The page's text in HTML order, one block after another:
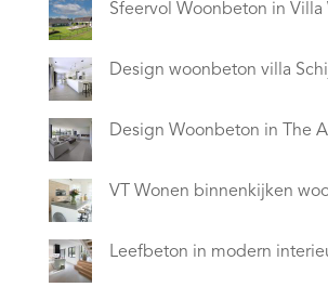
Sfeervol Woonbeton in Villa
Design woonbeton villa
Design Woonbeton in The
VT Wonen binnenkijken
Leefbeton in modern